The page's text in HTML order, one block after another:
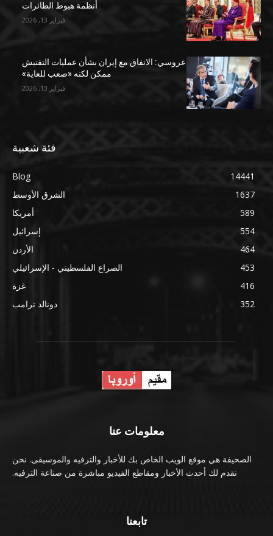
أنظمة هبوط الطائرات
فبراير 13, 2026
غروسي: الاتفاق مع إيران بشأن عمليات التفتيش
ممكن لكنه «صعب للغاية»
فبراير 13, 2026
فئة شعبية
Blog
14441
الشرق الأوسط
1637
أمريكا
589
إسرائيل
554
الأردن
464
الصراع الفلسطيني - الإسرائيلي
453
غزة
416
دونالد ترامب
352
معلومات عنا
الصحيفة هي موقع الويب الخاص بك للأخبار والترفيه والموسيقى. نحن
نقدم لك أحدث الأخبار ومقاطع الفيديو مباشرة من صناعة الترفيه.
تابعنا